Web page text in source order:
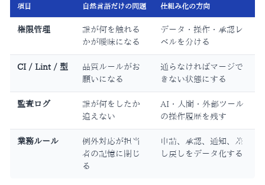
項目 自然言語だけの問題 仕組み化の方向
権限管理
誰が何を触れる
かが曖昧になる
データ・操作・承認レ
ベルを分ける
CI / Lint / 型
品質ルールがお
願いになる
通らなければマージで
きない状態にする
監査ログ
誰が何をしたか
追えない
AI・人間・外部ツール
の操作履歴を残す
業務ルール
例外対応が担当
者の記憶に閉じ
る
申請、承認、通知、差
し戻しをデータ化する